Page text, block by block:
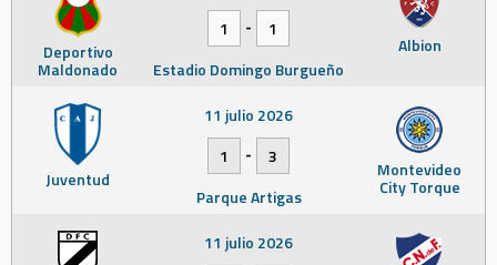
Deportivo
Maldonado
Albion
1
-
1
Estadio Domingo Burgueño
Juventud Montevideo
City Torque
11 julio 2026
1
-
3
Parque Artigas
11 julio 2026